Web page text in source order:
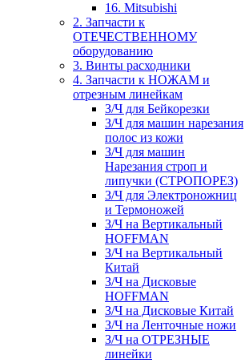
16. Mitsubishi
2. Запчасти к
ОТЕЧЕСТВЕННОМУ
оборудованию
3. Винты расходники
4. Запчасти к НОЖАМ и
отрезным линейкам
З/Ч для Бейкорезки
З/Ч для машин нарезания
полос из кожи
З/Ч для машин
Нарезания строп и
липучки (СТРОПОРЕЗ)
З/Ч для Электроножниц
и Термоножей
З/Ч на Вертикальный
HOFFMAN
З/Ч на Вертикальный
Китай
З/Ч на Дисковые
HOFFMAN
З/Ч на Дисковые Китай
З/Ч на Ленточные ножи
З/Ч на ОТРЕЗНЫЕ
линейки